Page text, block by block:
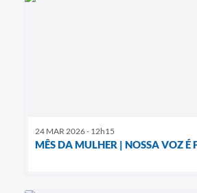
24 MAR 2026 - 12h15
MÊS DA MULHER | NOSSA VOZ É